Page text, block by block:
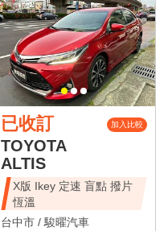
已收訂 加入比較
TOYOTA
ALTIS
X版 Ikey 定速 盲點 撥片
恆溫
台中市 /駿曜汽車